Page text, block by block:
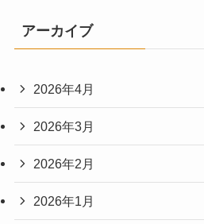
アーカイブ
2026年4月
2026年3月
2026年2月
2026年1月